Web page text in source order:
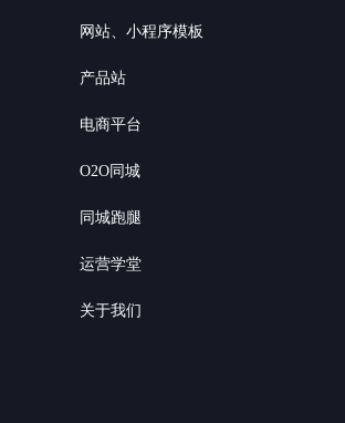
网站、小程序模板
产品站
电商平台
O2O同城
同城跑腿
运营学堂
关于我们